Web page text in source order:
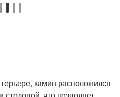
камин расположился